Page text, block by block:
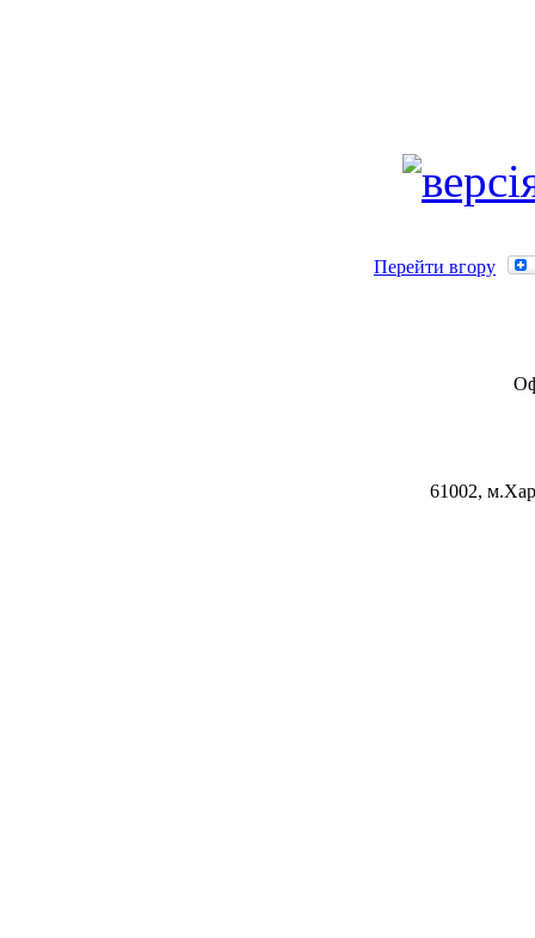
Перейти вгору
61002,